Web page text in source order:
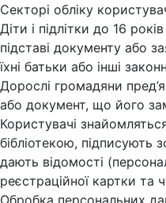
Секторі обліку
Діти і підлітки до 16
підставі документу або
їхні батьки або інші
Дорослі громадяни
або документ, що його
Користувачі
бібліотекою, підписують
дають відомості
реєстраційної картки та
Обробка персональних